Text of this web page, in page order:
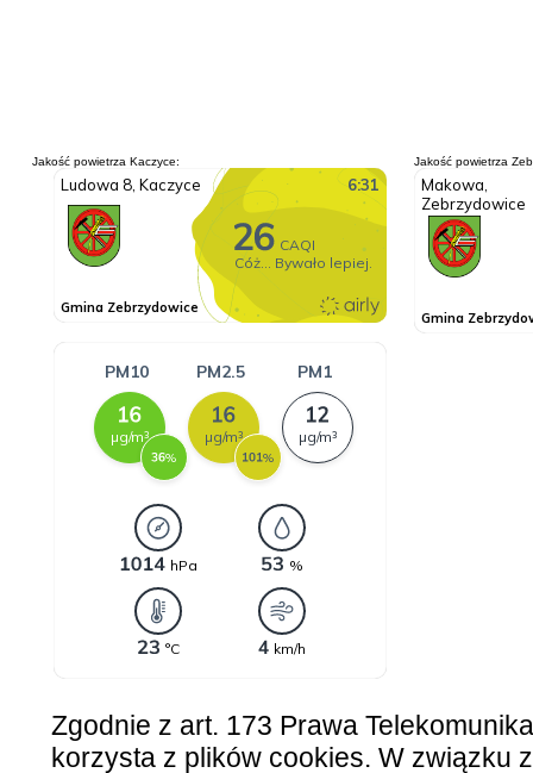
Jakość powietrza Kaczyce: Jakość powietrza
Zgodnie z art. 173 Prawa
korzysta z plików cookies. W związku